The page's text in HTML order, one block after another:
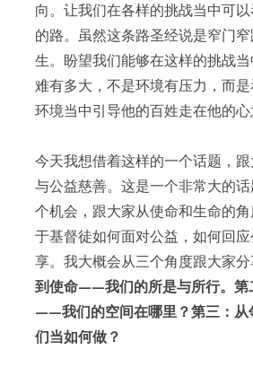
向。让我们在各样的挑战当中可
的路。虽然这条路圣经说是窄门
生。盼望我们能够在这样的挑战
难有多大，不是环境有压力，而
环境当中引导他的百姓走在他的心
今天我想借着这样的一个话题，
与公益慈善。这是一个非常大的
个机会，跟大家从使命和生命的
于基督徒如何面对公益，如何回
享。我大概会从三个角度跟大家分
到使命——我们的所是与所行。
——我们的空间在哪里？第三：从
们当如何做？